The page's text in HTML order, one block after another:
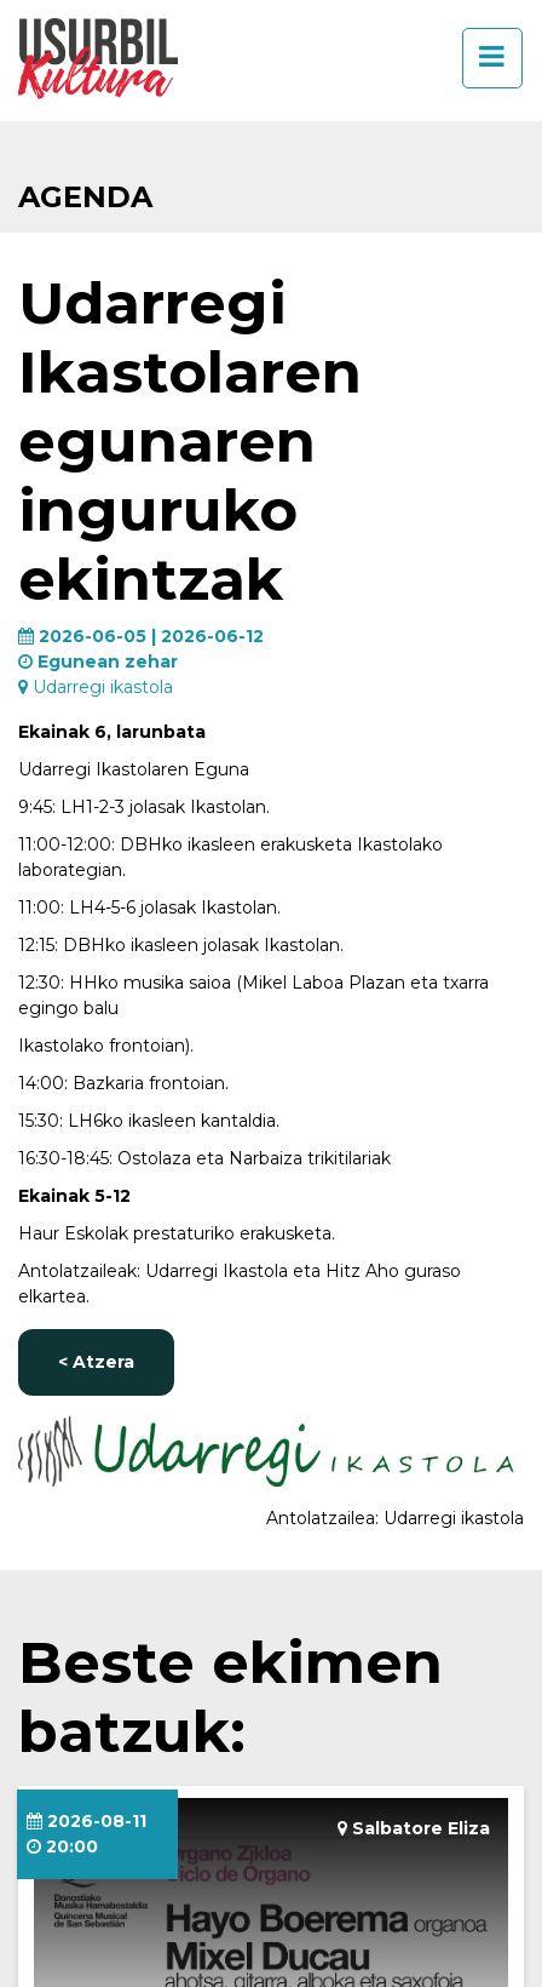
AGENDA
Udarregi
Ikastolaren
egunaren
inguruko
ekintzak
2026-06-05 | 2026-06-12
Egunean zehar
Udarregi ikastola
Ekainak 6, larunbata
Udarregi Ikastolaren Eguna
9:45: LH1-2-3 jolasak Ikastolan.
11:00-12:00: DBHko ikasleen erakusketa Ikastolako
laborategian.
11:00: LH4-5-6 jolasak Ikastolan.
12:15: DBHko ikasleen jolasak Ikastolan.
12:30: HHko musika saioa (Mikel Laboa Plazan eta txarra
egingo balu
Ikastolako frontoian).
14:00: Bazkaria frontoian.
15:30: LH6ko ikasleen kantaldia.
16:30-18:45: Ostolaza eta Narbaiza trikitilariak
Ekainak 5-12
Haur Eskolak prestaturiko erakusketa.
Antolatzaileak: Udarregi Ikastola eta Hitz Aho guraso
elkartea.
< Atzera
Antolatzailea: Udarregi ikastola
Beste ekimen
batzuk:
Salbatore Eliza
2026-08-11
20:00